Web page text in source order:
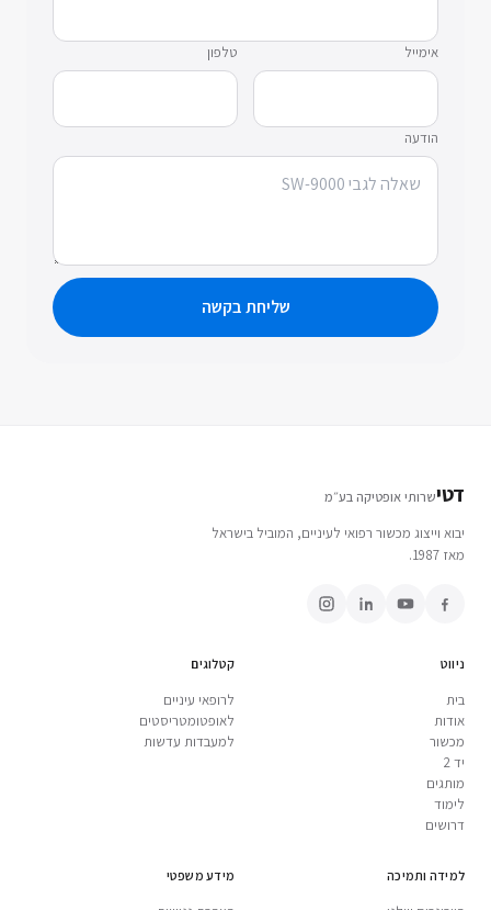
אימייל טלפון
הודעה
שליחת בקשה
דטישרותי אופטיקה בע״מ
יבוא וייצוג מכשור רפואי לעיניים, המוביל בישראל
מאז 1987.
ניווט
בית
אודות
מכשור
יד 2
מותגים
לימוד
דרושים
קטלוגים
לרופאי עיניים
לאופטומטריסטים
למעבדות עדשות
למידה ותמיכה מידע משפטי